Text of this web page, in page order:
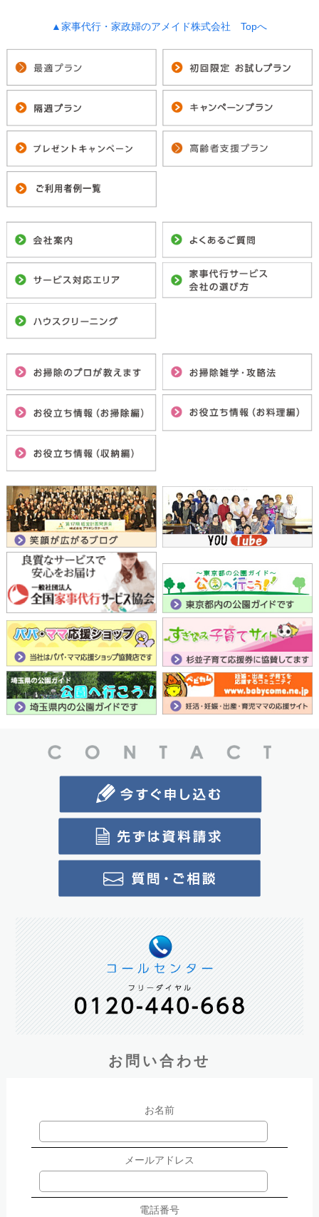
▲家事代行・家政婦のアメイド株式会社 Topへ
お問い合わせ
お名前
メールアドレス
電話番号